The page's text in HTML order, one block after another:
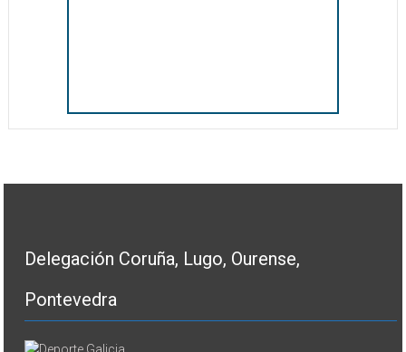
Delegación Coruña, Lugo, Ourense,
Pontevedra